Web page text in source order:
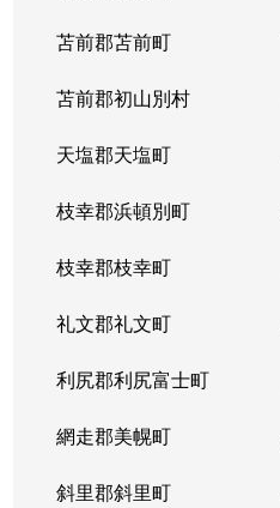
苫前郡苫前町
苫前郡初山別村
天塩郡天塩町
枝幸郡浜頓別町
枝幸郡枝幸町
礼文郡礼文町
利尻郡利尻富士町
網走郡美幌町
斜里郡斜里町